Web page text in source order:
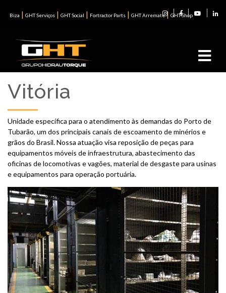
Biza | GHT Serviços | GHT Social | Fortractor Parts | GHT Arremate| GHT Shop
Vitória
Unidade específica para o atendimento às demandas do Porto de
Tubarão, um dos principais canais de escoamento de minérios e
grãos do Brasil. Nossa atuação visa reposição de peças para
equipamentos móveis de infraestrutura, abastecimento das
oficinas de locomotivas e vagões, material de desgaste para usinas
e equipamentos para operação portuária.